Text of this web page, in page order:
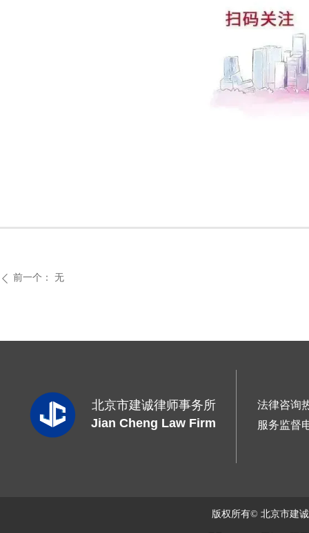
ꄴ 前一个： 无
Jian Cheng Law Firm
北京市建诚律师事务所
法律咨询
服务监督
版权所有© 北京市建